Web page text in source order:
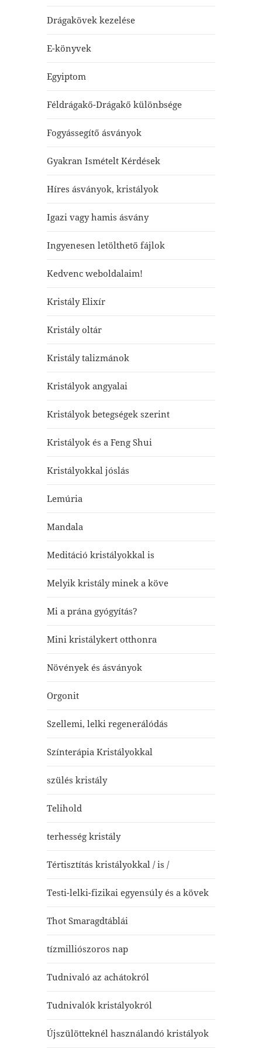
Drágakövek kezelése
E-könyvek
Egyiptom
Féldrágakő-Drágakő különbsége
Fogyássegítő ásványok
Gyakran Ismételt Kérdések
Híres ásványok, kristályok
Igazi vagy hamis ásvány
Ingyenesen letölthető fájlok
Kedvenc weboldalaim!
Kristály Elixír
Kristály oltár
Kristály talizmánok
Kristályok angyalai
Kristályok betegségek szerint
Kristályok és a Feng Shui
Kristályokkal jóslás
Lemúria
Mandala
Meditáció kristályokkal is
Melyik kristály minek a köve
Mi a prána gyógyítás?
Mini kristálykert otthonra
Növények és ásványok
Orgonit
Szellemi, lelki regenerálódás
Színterápia Kristályokkal
szülés kristály
Telihold
terhesség kristály
Tértisztítás kristályokkal / is /
Testi-lelki-fizikai egyensúly és a kövek
Thot Smaragdtáblái
tízmilliószoros nap
Tudnivaló az achátokról
Tudnivalók kristályokról
Újszülötteknél használandó kristályok